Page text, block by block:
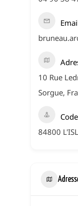
10 Rue
Sorgue,
84800